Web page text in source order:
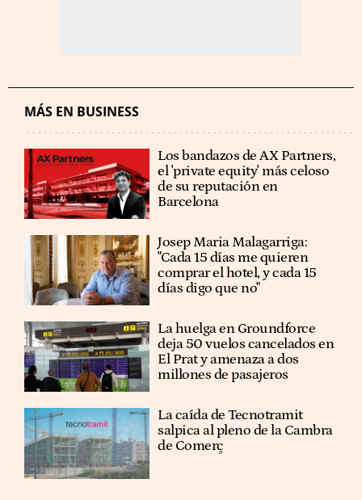
MÁS EN BUSINESS
Los bandazos de AX Partners,
el 'private equity' más celoso
de su reputación en
Barcelona
​​Josep Maria Malagarriga:
"Cada 15 días me quieren
comprar el hotel, y cada 15
días digo que no"
La huelga en Groundforce
deja 50 vuelos cancelados en
El Prat y amenaza a dos
millones de pasajeros
La caída de Tecnotramit
salpica al pleno de la Cambra
de Comerç